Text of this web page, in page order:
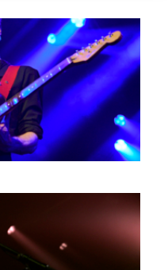
PEER
MISCHA VEENEMA
JEROEN DEKKER
BOB DE VRIES
RICHARD POSTMA
SASKIA LUDDEN
ANNA HIEP
ERYN BOSMA
ESTHER